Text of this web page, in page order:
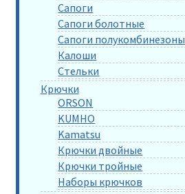
Сапоги
Сапоги болотные
Сапоги полукомбинезоны
Калоши
Стельки
Крючки
ORSON
KUMHO
Kamatsu
Крючки двойные
Крючки тройные
Наборы крючков